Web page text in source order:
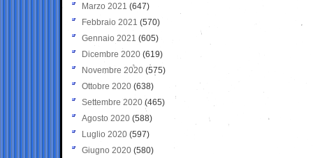
Marzo 2021 (647)
Febbraio 2021 (570)
Gennaio 2021 (605)
Dicembre 2020 (619)
Novembre 2020 (575)
Ottobre 2020 (638)
Settembre 2020(465)
Agosto 2020 (588)
Luglio 2020 (597)
Giugno 2020 (580)